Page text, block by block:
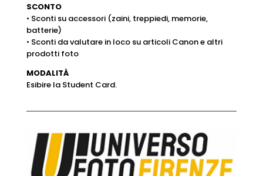
SCONTO
• Sconti su accessori (zaini, treppiedi, memorie,
batterie)
• Sconti da valutare in loco su articoli Canon e altri
prodotti foto
MODALITÀ
Esibire la Student Card.